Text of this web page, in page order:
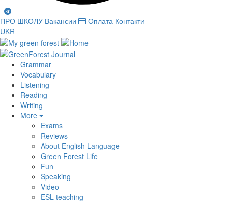
ПРО ШКОЛУ Вакансии Оплата Контакти
UKR
Grammar
Vocabulary
Listening
Reading
Writing
More
Exams
Reviews
About English Language
Green Forest Life
Fun
Speaking
Video
ESL teaching